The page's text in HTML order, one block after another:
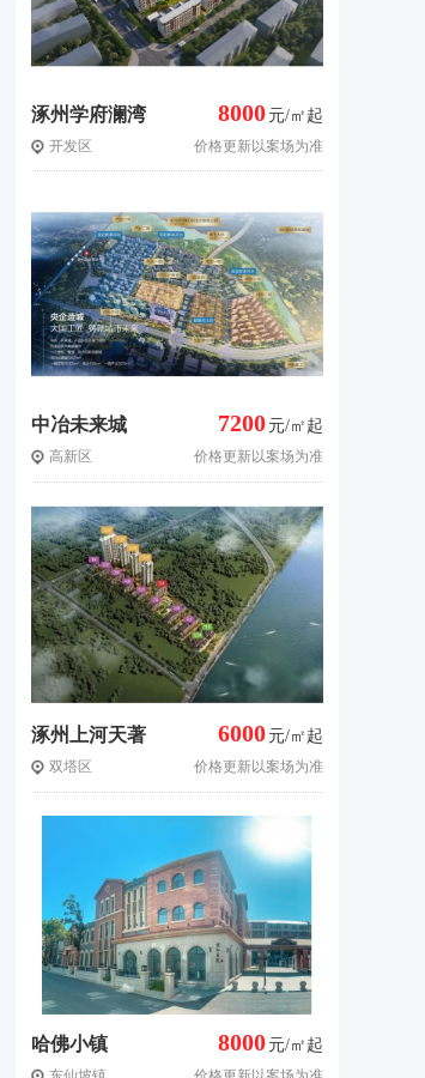
涿州学府澜湾
三期
元/㎡起
8000
开发区 价格更新以案场为准
中冶未来城 元/㎡起
7200
高新区 价格更新以案场为准
涿州上河天著 元/㎡起
6000
双塔区 价格更新以案场为准
哈佛小镇 元/㎡起
8000